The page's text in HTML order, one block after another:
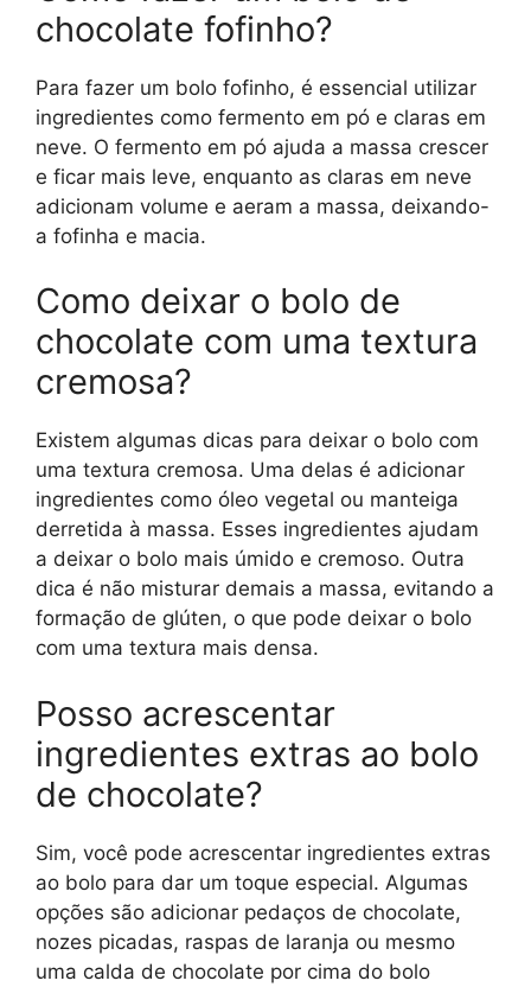
chocolate fofinho?
Para fazer um bolo fofinho, é essencial utilizar
ingredientes como fermento em pó e claras em
neve. O fermento em pó ajuda a massa crescer
e ficar mais leve, enquanto as claras em neve
adicionam volume e aeram a massa, deixando-
a fofinha e macia.
Como deixar o bolo de
chocolate com uma textura
cremosa?
Existem algumas dicas para deixar o bolo com
uma textura cremosa. Uma delas é adicionar
ingredientes como óleo vegetal ou manteiga
derretida à massa. Esses ingredientes ajudam
a deixar o bolo mais úmido e cremoso. Outra
dica é não misturar demais a massa, evitando a
formação de glúten, o que pode deixar o bolo
com uma textura mais densa.
Posso acrescentar
ingredientes extras ao bolo
de chocolate?
Sim, você pode acrescentar ingredientes extras
ao bolo para dar um toque especial. Algumas
opções são adicionar pedaços de chocolate,
nozes picadas, raspas de laranja ou mesmo
uma calda de chocolate por cima do bolo